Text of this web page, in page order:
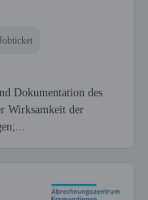
Dokumentation des
Wirksamkeit der